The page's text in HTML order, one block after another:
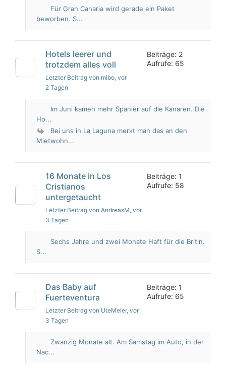
Für Gran Canaria wird gerade ein Paket
beworben. S...
Hotels leerer und
trotzdem alles voll
Letzter Beitrag von mibo, vor
2 Tagen
Beiträge: 2
Aufrufe: 65
Im Juni kamen mehr Spanier auf die Kanaren. Die
Ho...
Bei uns in La Laguna merkt man das an den
Mietwohn...
16 Monate in Los
Cristianos
untergetaucht
Letzter Beitrag von AndreasM, vor
3 Tagen
Beiträge: 1
Aufrufe: 58
Sechs Jahre und zwei Monate Haft für die Britin.
S...
Das Baby auf
Fuerteventura
Letzter Beitrag von UteMeier, vor
3 Tagen
Beiträge: 1
Aufrufe: 65
Zwanzig Monate alt. Am Samstag im Auto, in der
Nac...